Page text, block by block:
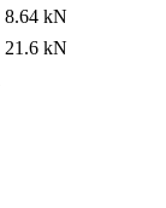
8.64 kN
21.6 kN